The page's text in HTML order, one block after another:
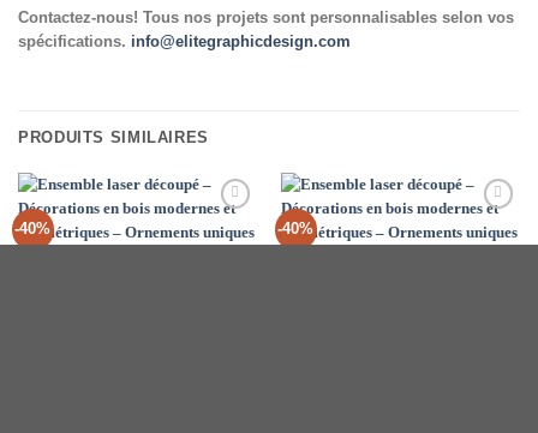
Contactez-nous! Tous nos projets sont personnalisables selon vos
spécifications. info@elitegraphicdesign.com
PRODUITS SIMILAIRES
-40%
Wishlist
-40%
Wishlist